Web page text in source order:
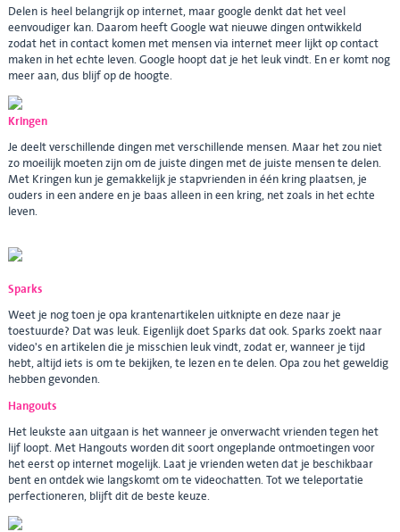
Delen is heel belangrijk op internet, maar google denkt dat het veel
eenvoudiger kan. Daarom heeft Google wat nieuwe dingen ontwikkeld
zodat het in contact komen met mensen via internet meer lijkt op contact
maken in het echte leven. Google hoopt dat je het leuk vindt. En er komt nog
meer aan, dus blijf op de hoogte.
Kringen
Je deelt verschillende dingen met verschillende mensen. Maar het zou niet
zo moeilijk moeten zijn om de juiste dingen met de juiste mensen te delen.
Met Kringen kun je gemakkelijk je stapvrienden in één kring plaatsen, je
ouders in een andere en je baas alleen in een kring, net zoals in het echte
leven.
Sparks
Weet je nog toen je opa krantenartikelen uitknipte en deze naar je
toestuurde? Dat was leuk. Eigenlijk doet Sparks dat ook. Sparks zoekt naar
video's en artikelen die je misschien leuk vindt, zodat er, wanneer je tijd
hebt, altijd iets is om te bekijken, te lezen en te delen. Opa zou het geweldig
hebben gevonden.
Hangouts
Het leukste aan uitgaan is het wanneer je onverwacht vrienden tegen het
lijf loopt. Met Hangouts worden dit soort ongeplande ontmoetingen voor
het eerst op internet mogelijk. Laat je vrienden weten dat je beschikbaar
bent en ontdek wie langskomt om te videochatten. Tot we teleportatie
perfectioneren, blijft dit de beste keuze.